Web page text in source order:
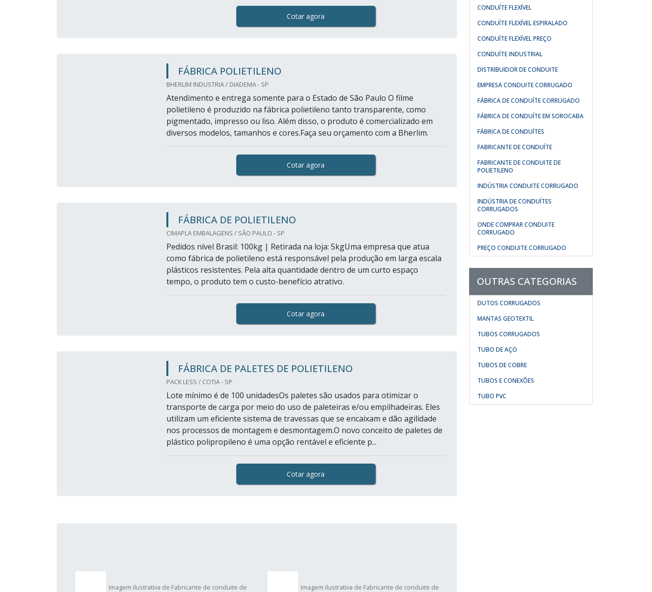
Cotar agora
FÁBRICA POLIETILENO
BHERLIM INDUSTRIA / DIADEMA - SP
Atendimento e entrega somente para o Estado de São Paulo O filme
polietileno é produzido na fábrica polietileno tanto transparente, como
pigmentado, impresso ou liso. Além disso, o produto é comercializado em
diversos modelos, tamanhos e cores.Faça seu orçamento com a Bherlim.
Cotar agora
FÁBRICA DE POLIETILENO
CIMAPLA EMBALAGENS / SÃO PAULO - SP
Pedidos nível Brasil: 100kg | Retirada na loja: 5kgUma empresa que atua
como fábrica de polietileno está responsável pela produção em larga escala
plásticos resistentes. Pela alta quantidade dentro de um curto espaço
tempo, o produto tem o custo-benefício atrativo.
Cotar agora
FÁBRICA DE PALETES DE POLIETILENO
PACK LESS / COTIA - SP
Lote mínimo é de 100 unidadesOs paletes são usados para otimizar o
transporte de carga por meio do uso de paleteiras e/ou empilhadeiras. Eles
utilizam um eficiente sistema de travessas que se encaixam e dão agilidade
nos processos de montagem e desmontagem.O novo conceito de paletes de
plástico polipropileno é uma opção rentável e eficiente p...
Cotar agora
Imagem ilustrativa de Fabricante de conduite de Imagem ilustrativa de Fabricante de conduite de
CONDUÍTE FLEXÍVEL
CONDUÍTE FLEXÍVEL ESPIRALADO
CONDUÍTE FLEXÍVEL PREÇO
CONDUÍTE INDUSTRIAL
DISTRIBUIDOR DE CONDUITE
EMPRESA CONDUITE CORRUGADO
FÁBRICA DE CONDUÍTE CORRUGADO
FÁBRICA DE CONDUÍTE EM SOROCABA
FÁBRICA DE CONDUÍTES
FABRICANTE DE CONDUÍTE
FABRICANTE DE CONDUITE DE
POLIETILENO
INDÚSTRIA CONDUITE CORRUGADO
INDÚSTRIA DE CONDUÍTES
CORRUGADOS
ONDE COMPRAR CONDUITE
CORRUGADO
PREÇO CONDUITE CORRUGADO
OUTRAS CATEGORIAS
DUTOS CORRUGADOS
MANTAS GEOTEXTIL
TUBOS CORRUGADOS
TUBO DE AÇO
TUBOS DE COBRE
TUBOS E CONEXÕES
TUBO PVC